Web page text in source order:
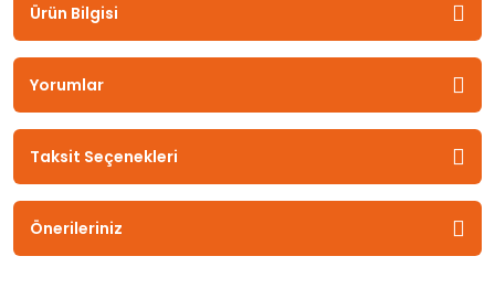
Ürün Bilgisi
Yorumlar
Taksit Seçenekleri
Önerileriniz